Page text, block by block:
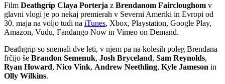
Film Deathgrip Claya Porterja z Brendanom Faircloughom v
glavni vlogi je po nekaj premierah v Severni Ameriki in Evropi od
30. maja na voljo tudi na iTunes, Xbox, Playstation, Google Play,
Amazon, Vudu, Fandango Now in Vimeo on Demand.
Deathgrip so snemali dve leti, v njem pa na kolesih poleg Brendana
frčijo še Brandon Semenuk, Josh Bryceland, Sam Reynolds,
Ryan Howard, Nico Vink, Andrew Neethling, Kyle Jameson in
Olly Wilkins.